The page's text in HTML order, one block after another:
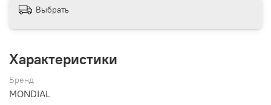
Выбрать
Характеристики
Бренд
MONDIAL